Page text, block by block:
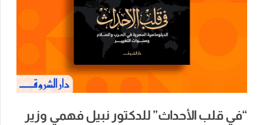
“في قلب الأحداث” للدكتور نبيل فهمي وزير